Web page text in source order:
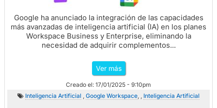
Google ha anunciado la integración de las capacidades
más avanzadas de inteligencia artificial (IA) en los planes
Workspace Business y Enterprise, eliminando la
necesidad de adquirir complementos...
Ver más
Creado el: 17/01/2025 - 9:10pm
Inteligencia Artificial
Google Workspace Inteligencia Artificial